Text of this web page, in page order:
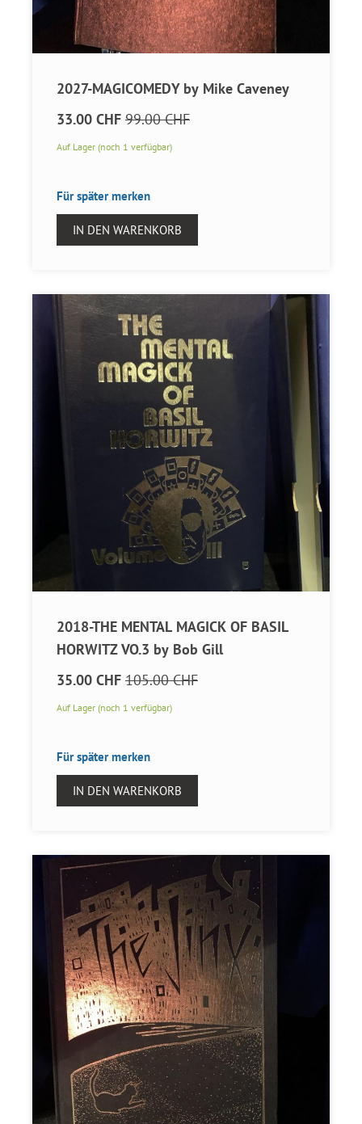
2027-MAGICOMEDY by Mike Caveney
33.00 CHF 99.00 CHF
Auf Lager (noch 1 verfügbar)
Für später merken
IN DEN WARENKORB
2018-THE MENTAL MAGICK OF BASIL
HORWITZ VO.3 by Bob Gill
35.00 CHF 105.00 CHF
Auf Lager (noch 1 verfügbar)
Für später merken
IN DEN WARENKORB